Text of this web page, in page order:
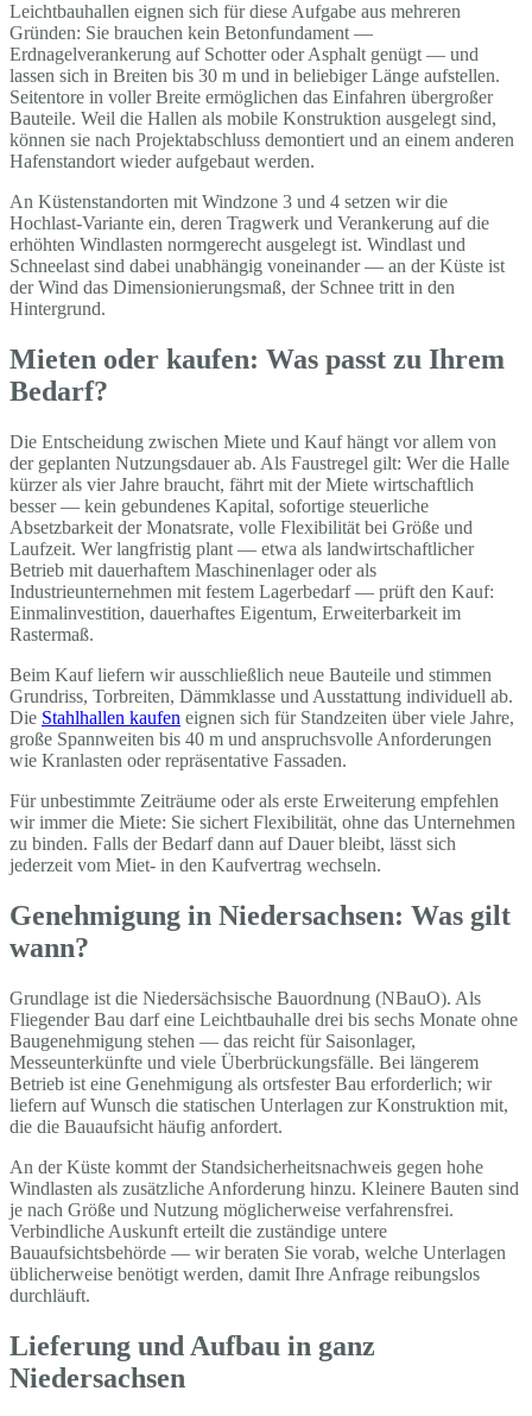
Leichtbauhallen eignen sich für diese Aufgabe aus mehreren
Gründen: Sie brauchen kein Betonfundament —
Erdnagelverankerung auf Schotter oder Asphalt genügt — und
lassen sich in Breiten bis 30 m und in beliebiger Länge aufstellen.
Seitentore in voller Breite ermöglichen das Einfahren übergroßer
Bauteile. Weil die Hallen als mobile Konstruktion ausgelegt sind,
können sie nach Projektabschluss demontiert und an einem anderen
Hafenstandort wieder aufgebaut werden.
An Küstenstandorten mit Windzone 3 und 4 setzen wir die
Hochlast-Variante ein, deren Tragwerk und Verankerung auf die
erhöhten Windlasten normgerecht ausgelegt ist. Windlast und
Schneelast sind dabei unabhängig voneinander — an der Küste ist
der Wind das Dimensionierungsmaß, der Schnee tritt in den
Hintergrund.
Mieten oder kaufen: Was passt zu Ihrem
Bedarf?
Die Entscheidung zwischen Miete und Kauf hängt vor allem von
der geplanten Nutzungsdauer ab. Als Faustregel gilt: Wer die Halle
kürzer als vier Jahre braucht, fährt mit der Miete wirtschaftlich
besser — kein gebundenes Kapital, sofortige steuerliche
Absetzbarkeit der Monatsrate, volle Flexibilität bei Größe und
Laufzeit. Wer langfristig plant — etwa als landwirtschaftlicher
Betrieb mit dauerhaftem Maschinenlager oder als
Industrieunternehmen mit festem Lagerbedarf — prüft den Kauf:
Einmalinvestition, dauerhaftes Eigentum, Erweiterbarkeit im
Rastermaß.
Beim Kauf liefern wir ausschließlich neue Bauteile und stimmen
Grundriss, Torbreiten, Dämmklasse und Ausstattung individuell ab.
Die Stahlhallen kaufen eignen sich für Standzeiten über viele Jahre,
große Spannweiten bis 40 m und anspruchsvolle Anforderungen
wie Kranlasten oder repräsentative Fassaden.
Für unbestimmte Zeiträume oder als erste Erweiterung empfehlen
wir immer die Miete: Sie sichert Flexibilität, ohne das Unternehmen
zu binden. Falls der Bedarf dann auf Dauer bleibt, lässt sich
jederzeit vom Miet- in den Kaufvertrag wechseln.
Genehmigung in Niedersachsen: Was gilt
wann?
Grundlage ist die Niedersächsische Bauordnung (NBauO). Als
Fliegender Bau darf eine Leichtbauhalle drei bis sechs Monate ohne
Baugenehmigung stehen — das reicht für Saisonlager,
Messeunterkünfte und viele Überbrückungsfälle. Bei längerem
Betrieb ist eine Genehmigung als ortsfester Bau erforderlich; wir
liefern auf Wunsch die statischen Unterlagen zur Konstruktion mit,
die die Bauaufsicht häufig anfordert.
An der Küste kommt der Standsicherheitsnachweis gegen hohe
Windlasten als zusätzliche Anforderung hinzu. Kleinere Bauten sind
je nach Größe und Nutzung möglicherweise verfahrensfrei.
Verbindliche Auskunft erteilt die zuständige untere
Bauaufsichtsbehörde — wir beraten Sie vorab, welche Unterlagen
üblicherweise benötigt werden, damit Ihre Anfrage reibungslos
durchläuft.
Lieferung und Aufbau in ganz
Niedersachsen